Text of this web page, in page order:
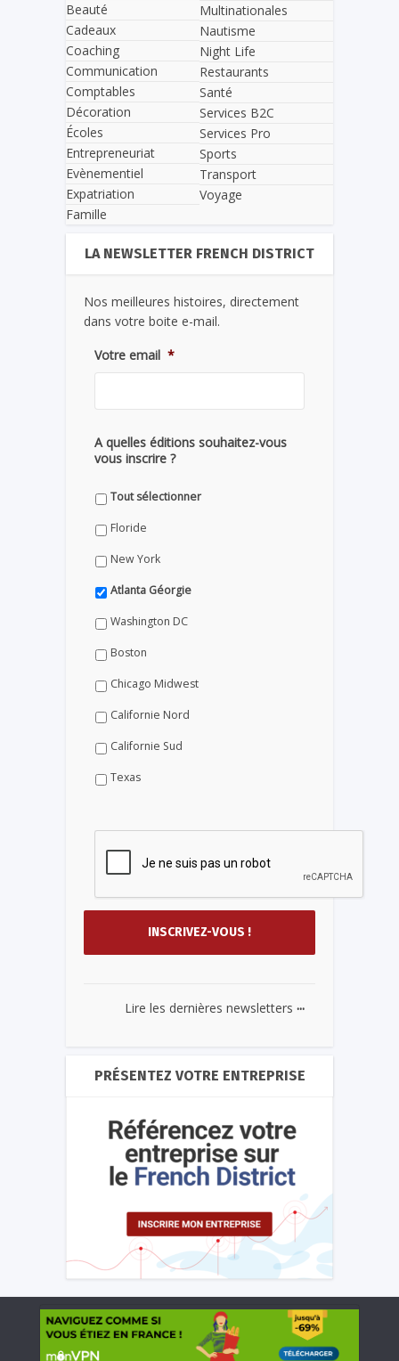
Beauté
Cadeaux
Coaching
Communication
Comptables
Décoration
Écoles
Entrepreneuriat
Evènementiel
Expatriation
Famille
Multinationales
Nautisme
Night Life
Restaurants
Santé
Services B2C
Services Pro
Sports
Transport
Voyage
LA NEWSLETTER FRENCH DISTRICT
Nos meilleures histoires, directement
dans votre boite e-mail.
Votre email *
A quelles éditions souhaitez-vous
vous inscrire ?
Tout sélectionner
Floride
New York
Atlanta Géorgie
Washington DC
Boston
Chicago Midwest
Californie Nord
Californie Sud
Texas
Lire les dernières newsletters ...
PRÉSENTEZ VOTRE ENTREPRISE